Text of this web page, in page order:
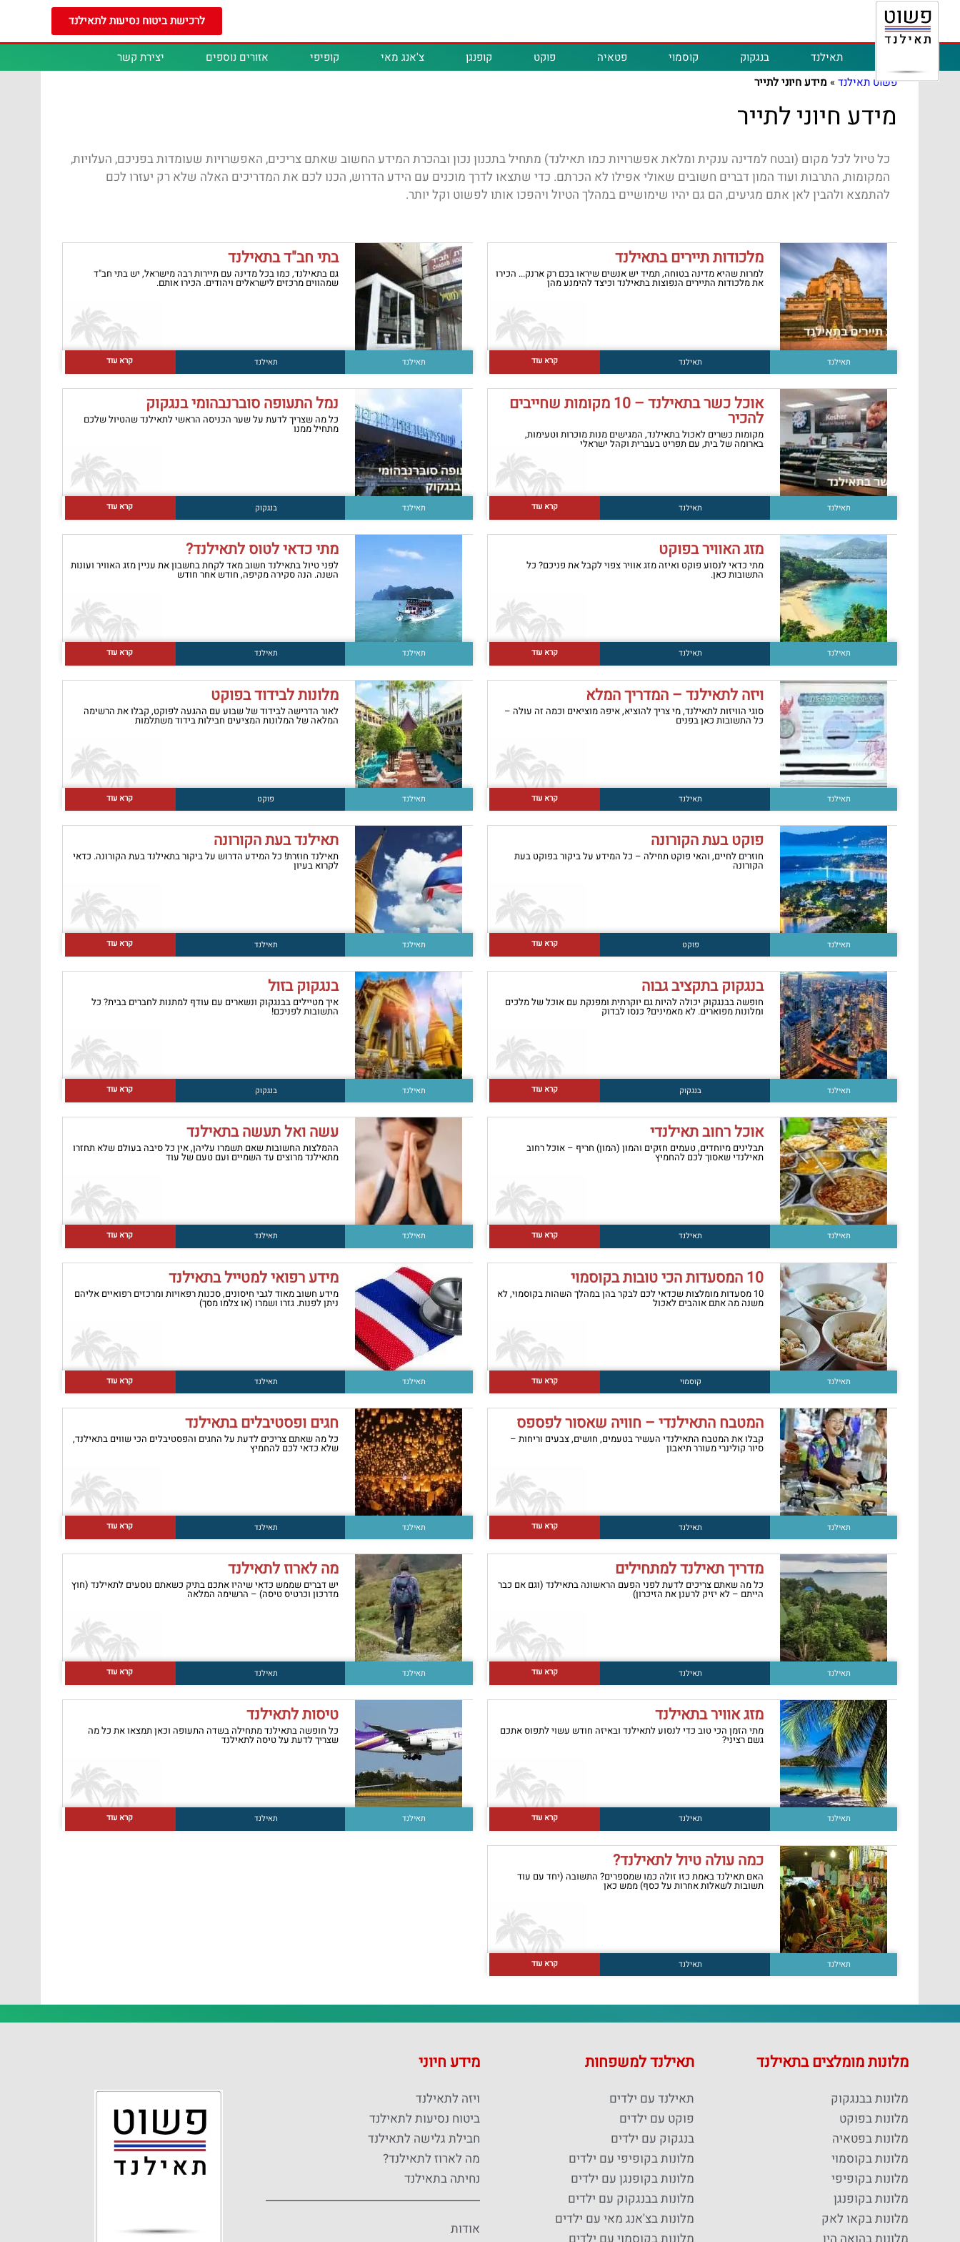
לרכישת ביטוח נסיעות לתאילנד
תאילנד בנגקוק קוסמוי פטאיה פוקט קופנגן צ'אנג מאי קופיפי אזורים נוספים
יצירת קשר
פשוט תאילנד» מידע חיוני לתייר
מידע חיוני לתייר
כל טיול לכל מקום (ובטח למדינה ענקית ומלאת אפשרויות כמו תאילנד) מתחיל בתכנון נכון ובהכרת המידע החשוב שאתם צריכים, האפשרויות שעומדות בפניכם, העלויות,
המקומות, התרבות ועוד המון דברים חשובים שאולי אפילו לא הכרתם. כדי שתצאו לדרך מוכנים עם הידע הדרוש, הכנו לכם את המדריכים האלה שלא רק יעזרו לכם
להתמצא ולהבין לאן אתם מגיעים, הם גם יהיו שימושיים במהלך הטיול ויהפכו אותו לפשוט וקל יותר.
מלכודות תיירים בתאילנד
למרות שהיא מדינה בטוחה, תמיד יש אנשים שיראו בכם רק ארנק... הכירו
את מלכודות התיירים הנפוצות בתאילנד וכיצד להימנע מהן
תאילנד תאילנד קרא עוד
בתי חב"ד בתאילנד
גם בתאילנד, כמו בכל מדינה עם תיירות רבה מישראל, יש בתי חב"ד
שמהווים מרכזים לישראלים ויהודים. הכירו אותם.
תאילנד תאילנד קרא עוד
אוכל כשר בתאילנד – 10 מקומות שחייבים
להכיר
מקומות כשרים לאכול בתאילנד, המגישים מנות מוכרות וטעימות,
בארומה של בית, עם תפריט בעברית וקהל ישראלי
תאילנד תאילנד קרא עוד
נמל התעופה סוברנבהומי בנגקוק
כל מה שצריך לדעת על שער הכניסה הראשי לתאילנד שהטיול שלכם
מתחיל ממנו
תאילנד בנגקוק קרא עוד
מזג האוויר בפוקט
מתי כדאי לנסוע פוקט ואיזה מזג אוויר צפוי לקבל את פניכם? כל
התשובות כאן.
תאילנד תאילנד קרא עוד
מתי כדאי לטוס לתאילנד?
לפני טיול בתאילנד חשוב מאד לקחת בחשבון את עניין מזג האוויר ועונות
השנה. הנה סקירה מקיפה, חודש אחר חודש
תאילנד תאילנד קרא עוד
ויזה לתאילנד – המדריך המלא
סוגי הוויזות לתאילנד, מי צריך להוציא, איפה מוציאים וכמה זה עולה –
כל התשובות כאן בפנים
תאילנד תאילנד קרא עוד
מלונות לבידוד בפוקט
לאור הדרישה לבידוד של שבוע עם ההגעה לפוקט, קבלו את הרשימה
המלאה של המלונות המציעים חבילות בידוד משתלמות
תאילנד פוקט קרא עוד
פוקט בעת הקורונה
חוזרים לחיים, והאי פוקט תחילה – כל המידע על ביקור בפוקט בעת
הקורונה
תאילנד פוקט קרא עוד
תאילנד בעת הקורונה
תאילנד חוזרת! כל המידע הדרוש על ביקור בתאילנד בעת הקורונה. כדאי
לקרוא בעיון
תאילנד תאילנד קרא עוד
בנגקוק בתקציב גבוה
חופשה בבנגקוק יכולה להיות גם יוקרתית ומפנקת עם אוכל של מלכים
ומלונות מפוארים. לא מאמינים? כנסו לבדוק
תאילנד בנגקוק קרא עוד
בנגקוק בזול
איך מטיילים בבנגקוק ונשארים עם עודף למתנות לחברים בבית? כל
התשובות לפניכם!
תאילנד בנגקוק קרא עוד
אוכל רחוב תאילנדי
תבלינים מיוחדים, טעמים חזקים והמון (המון) חריף – אוכל רחוב
תאילנדי שאסוך לכם להחמיץ
תאילנד תאילנד קרא עוד
עשה ואל תעשה בתאילנד
ההמלצות החשובות שאם תשמרו עליהן, אין כל סיבה בעולם שלא תחזרו
מתאילנד מרוצים עד השמיים ועם טעם של עוד
תאילנד תאילנד קרא עוד
10 המסעדות הכי טובות בקוסמוי
10 מסעדות מומלצות שכדאי לכם לבקר בהן במהלך השהות בקוסמוי, לא
משנה מה אתם אוהבים לאכול
תאילנד קוסמוי קרא עוד
מידע רפואי למטייל בתאילנד
מידע חשוב מאוד לגבי חיסונים, סכנות רפאויות ומרכזים רפואיים אליהם
ניתן לפנות. גזרו ושמרו (או צלמו מסך)
תאילנד תאילנד קרא עוד
המטבח התאילנדי – חוויה שאסור לפספס
קבלו את המטבח התאילנדי העשיר בטעמים, חושים, צבעים וריחות –
סיור קולינרי מעורר תיאבון
תאילנד תאילנד קרא עוד
חגים ופסטיבלים בתאילנד
כל מה שאתם צריכים לדעת על החגים והפסטיבלים הכי שווים בתאילנד,
שלא כדאי לכם להחמיץ
תאילנד תאילנד קרא עוד
מדריך תאילנד למתחילים
כל מה שאתם צריכים לדעת לפני הפעם הראשונה בתאילנד (וגם אם כבר
הייתם – לא יזיק לרענן את הזיכרון)
תאילנד תאילנד קרא עוד
מה לארוז לתאילנד
יש דברים שממש כדאי שיהיו אתכם בתיק כשאתם נוסעים לתאילנד (חוץ
מדרכון וכרטיס טיסה) – הרשימה המלאה
תאילנד תאילנד קרא עוד
מזג אוויר בתאילנד
מתי הזמן הכי טוב כדי לנסוע לתאילנד ובאיזה חודש עשוי לתפוס אתכם
גשם רציני?
תאילנד תאילנד קרא עוד
טיסות לתאילנד
כל חופשה בתאילנד מתחילה בשדה התעופה וכאן תמצאו את כל מה
שצריך לדעת על טיסה לתאילנד
תאילנד תאילנד קרא עוד
כמה עולה טיול לתאילנד?
האם תאילנד באמת כזו זולה כמו שמספרים? התשובה (יחד עם עוד
תשובות לשאלות אחרות על כסף) ממש כאן
תאילנד תאילנד קרא עוד
מלונות מומלצים בתאילנד
מלונות בבנגקוק
מלונות בפוקט
מלונות בפטאיה
מלונות בקוסמוי
מלונות בקופיפי
מלונות בקופנגן
מלונות בקאו לאק
תאילנד למשפחות
תאילנד עם ילדים
פוקט עם ילדים
בנגקוק עם ילדים
מלונות בקופיפי עם ילדים
מלונות בקופנגן עם ילדים
מלונות בבנגקוק עם ילדים
מלונות בצ'אנג מאי עם ילדים
מידע חיוני
ויזה לתאילנד
ביטוח נסיעות לתאילנד
חבילת גלישה לתאילנד
מה לארוז לתאילנד?
נחיתה בתאילנד
אודות